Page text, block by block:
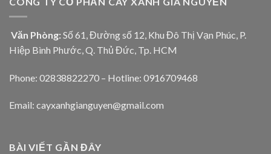
Văn Phòng: Số 61, Đường số 12, Khu Đô Thị Vạn Phúc, P.
Hiệp Bình Phước, Q. Thủ Đức, Tp. HCM
Phone: 02838822270 – Hotline: 0916709468
Email: cayxanhgianguyen@gmail.com
BÀI VIẾT GẦN ĐÂY